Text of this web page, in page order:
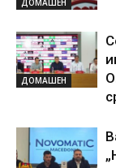
ДОМАШЕН